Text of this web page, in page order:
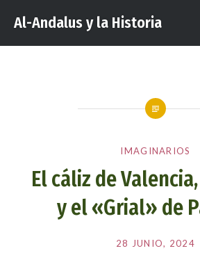
contenido
Al-Andalus y la Historia
IMAGINARIOS
El cáliz de
y el «Grial» de
Publicado
el
28 JUNIO, 2024